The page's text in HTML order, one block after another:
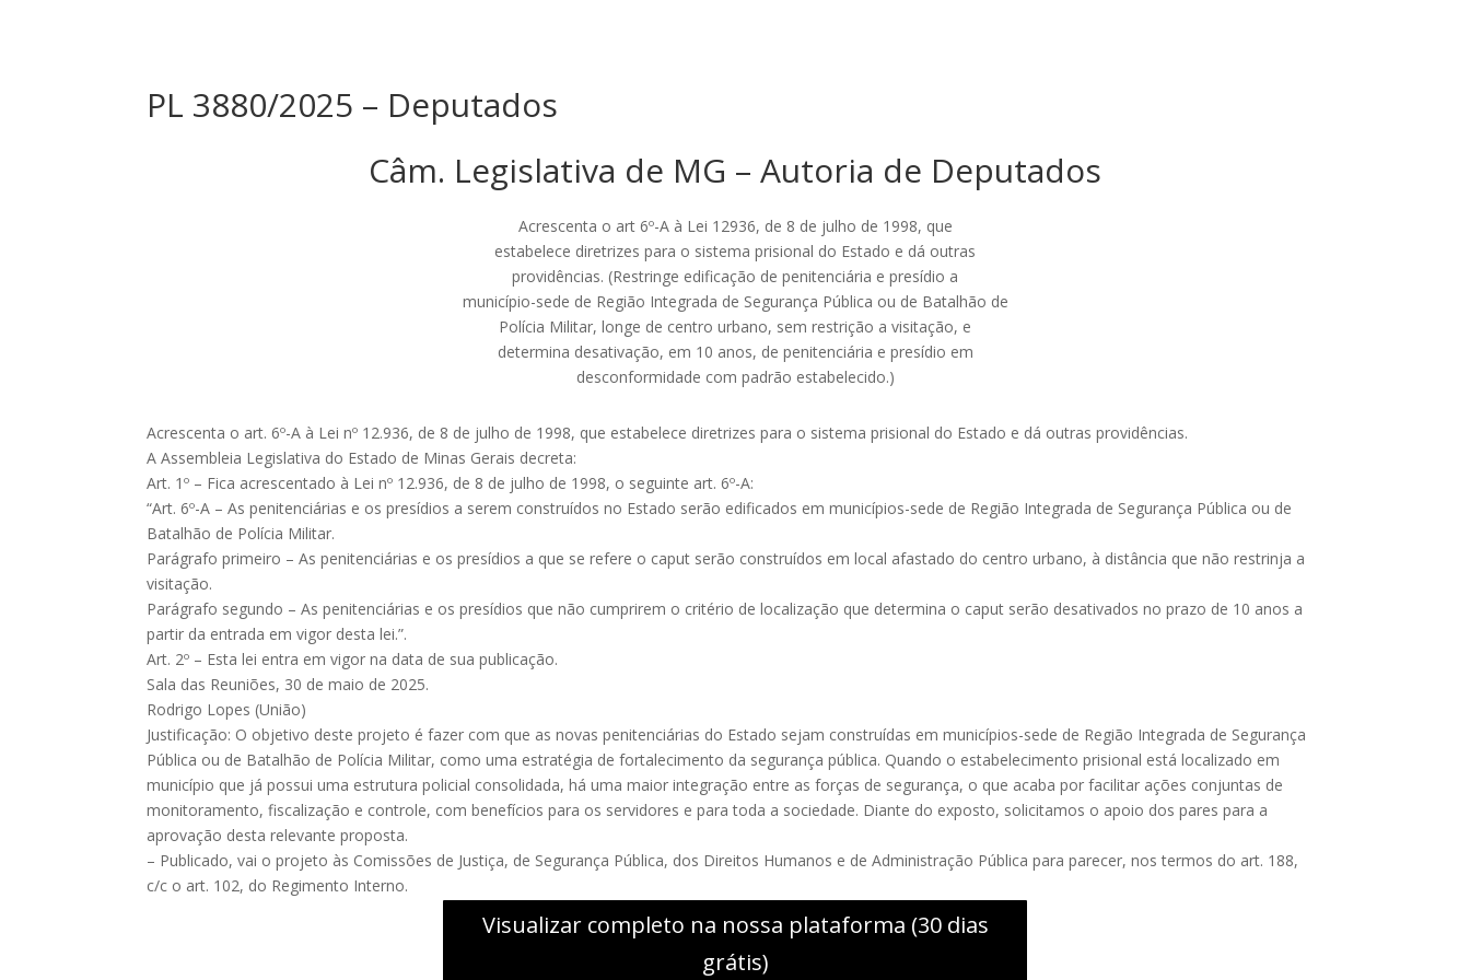
PL 3880/2025 – Deputados
Câm. Legislativa de MG – Autoria de Deputados
Acrescenta o art 6º-A à Lei 12936, de 8 de julho de 1998, que
estabelece diretrizes para o sistema prisional do Estado e dá outras
providências. (Restringe edificação de penitenciária e presídio a
município-sede de Região Integrada de Segurança Pública ou de Batalhão de
Polícia Militar, longe de centro urbano, sem restrição a visitação, e
determina desativação, em 10 anos, de penitenciária e presídio em
desconformidade com padrão estabelecido.)
Acrescenta o art. 6º-A à Lei nº 12.936, de 8 de julho de 1998, que estabelece diretrizes para o sistema prisional do Estado e dá outras providências.
A Assembleia Legislativa do Estado de Minas Gerais decreta:
Art. 1º – Fica acrescentado à Lei nº 12.936, de 8 de julho de 1998, o seguinte art. 6º-A:
“Art. 6º-A – As penitenciárias e os presídios a serem construídos no Estado serão edificados em municípios-sede de Região Integrada de Segurança Pública ou de
Batalhão de Polícia Militar.
Parágrafo primeiro – As penitenciárias e os presídios a que se refere o caput serão construídos em local afastado do centro urbano, à distância que não restrinja a
visitação.
Parágrafo segundo – As penitenciárias e os presídios que não cumprirem o critério de localização que determina o caput serão desativados no prazo de 10 anos a
partir da entrada em vigor desta lei.”.
Art. 2º – Esta lei entra em vigor na data de sua publicação.
Sala das Reuniões, 30 de maio de 2025.
Rodrigo Lopes (União)
Justificação: O objetivo deste projeto é fazer com que as novas penitenciárias do Estado sejam construídas em municípios-sede de Região Integrada de Segurança
Pública ou de Batalhão de Polícia Militar, como uma estratégia de fortalecimento da segurança pública. Quando o estabelecimento prisional está localizado em
município que já possui uma estrutura policial consolidada, há uma maior integração entre as forças de segurança, o que acaba por facilitar ações conjuntas de
monitoramento, fiscalização e controle, com benefícios para os servidores e para toda a sociedade. Diante do exposto, solicitamos o apoio dos pares para a
aprovação desta relevante proposta.
– Publicado, vai o projeto às Comissões de Justiça, de Segurança Pública, dos Direitos Humanos e de Administração Pública para parecer, nos termos do art. 188,
c/c o art. 102, do Regimento Interno.
Visualizar completo na nossa plataforma (30 dias
grátis)